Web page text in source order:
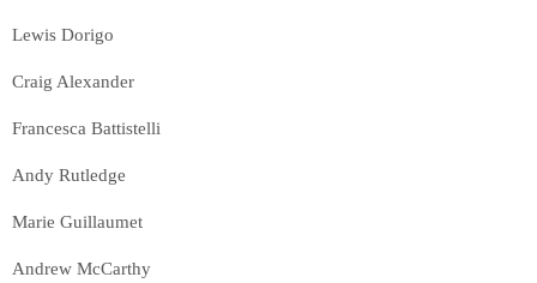
Lewis Dorigo
Craig Alexander
Francesca Battistelli
Andy Rutledge
Marie Guillaumet
Andrew McCarthy